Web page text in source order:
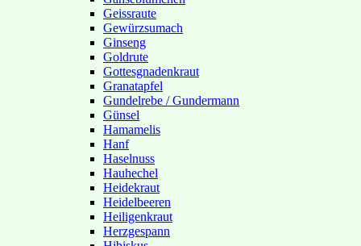
Geissraute
Gewürzsumach
Ginseng
Goldrute
Gottesgnadenkraut
Granatapfel
Gundelrebe / Gundermann
Günsel
Hamamelis
Hanf
Haselnuss
Hauhechel
Heidekraut
Heidelbeeren
Heiligenkraut
Herzgespann